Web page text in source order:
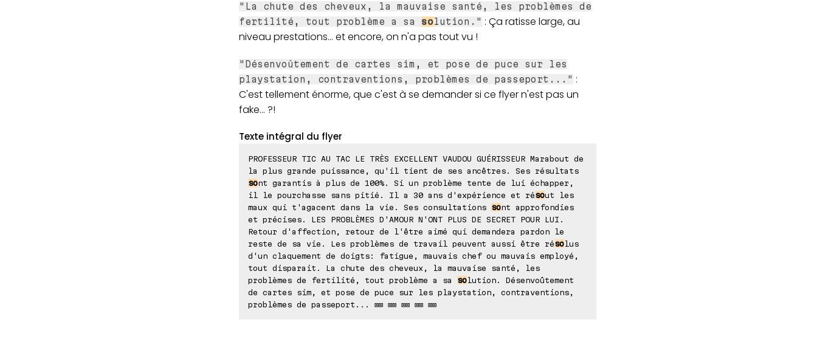
"La chute des cheveux, la mauvaise santé, les problèmes de
fertilité, tout problème a sa solution." : Ça ratisse large, au
niveau prestations... et encore, on n'a pas tout vu !
"Désenvoûtement de cartes sim, et pose de puce sur les
playstation, contraventions, problèmes de passeport..." :
C'est tellement énorme, que c'est à se demander si ce flyer n'est pas un
fake... ?!
Texte intégral du flyer
PROFESSEUR TIC AU TAC LE TRÈS EXCELLENT VAUDOU GUÉRISSEUR Marabout de
la plus grande puissance, qu'il tient de ses ancêtres. Ses résultats
sont garantis à plus de 100%. Si un problème tente de lui échapper,
il le pourchasse sans pitié. Il a 30 ans d'expérience et résout les
maux qui t'agacent dans la vie. Ses consultations
sont approfondies
et précises. LES PROBLÈMES D'AMOUR N'ONT PLUS DE SECRET POUR LUI.
Retour d'affection, retour de l'être aimé qui demandera pardon le
reste de sa vie. Les problèmes de travail peuvent aussi être résolus
d'un claquement de doigts: fatigue, mauvais chef ou mauvais employé,
tout disparait. La chute des cheveux, la mauvaise santé, les
problèmes de fertilité, tout problème a sa
solution. Désenvoûtement
de cartes sim, et pose de puce sur les playstation, contraventions,
problèmes de passeport... ⊠⊠ ⊠⊠ ⊠⊠ ⊠⊠ ⊠⊠